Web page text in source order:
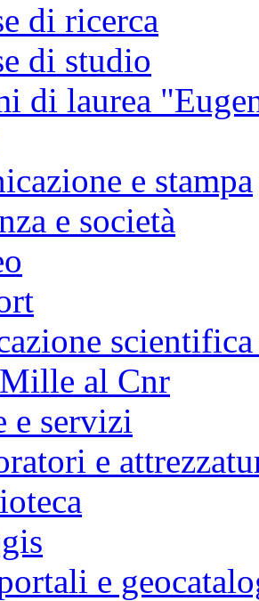
di ricerca
di studio
di laurea
e stampa
e società
al Cnr
e servizi
e
e